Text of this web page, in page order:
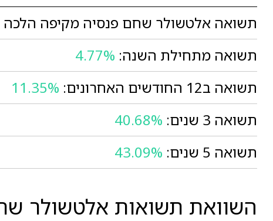
תשואה אלטשולר שחם פנסיה מקיפה הלכה
תשואה מתחילת השנה: 4.77%
תשואה ב12 החודשים האחרונים:
11.35%
תשואה 3 שנים:
40.68%
תשואה 5 שנים:
43.09%
השוואת תשואות אלטשולר